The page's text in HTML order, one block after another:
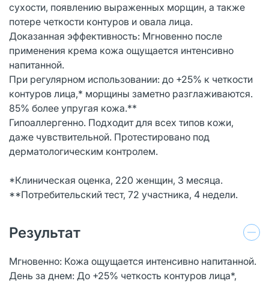
сухости, появлению выраженных морщин, а также
потере четкости контуров и овала лица.
Доказанная эффективность: Мгновенно после
применения крема кожа ощущается интенсивно
напитанной.
При регулярном использовании: до +25% к четкости
контуров лица,* морщины заметно разглаживаются.
85% более упругая кожа.**
Гипоаллергенно. Подходит для всех типов кожи,
даже чувствительной. Протестировано под
дерматологическим контролем.
*Клиническая оценка, 220 женщин, 3 месяца.
**Потребительский тест, 72 участника, 4 недели.
Результат
Мгновенно: Кожа ощущается интенсивно напитанной.
День за днем: До +25% четкость контуров лица*,